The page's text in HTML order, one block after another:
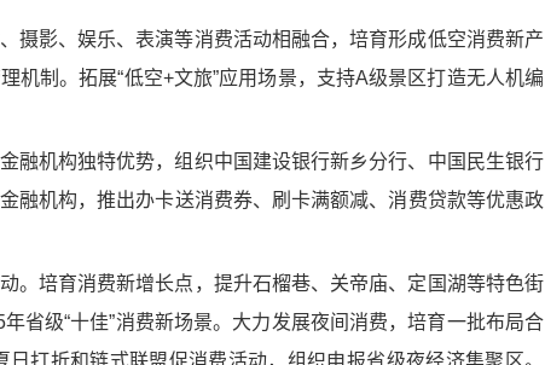
摄影、娱乐、表演等消费活动相融合，培育形成低空消费新产
制。拓展“低空+文旅”应用场景，支持A级景区打造无人机编
融机构独特优势，组织中国建设银行新乡分行、中国民生银行
融机构，推出办卡送消费券、刷卡满额减、消费贷款等优惠政
。培育消费新增长点，提升石榴巷、关帝庙、定国湖等特色街
省级“十佳”消费新场景。大力发展夜间消费，培育一批布局合
打折和链式联盟促消费活动，组织申报省级夜经济集聚区。